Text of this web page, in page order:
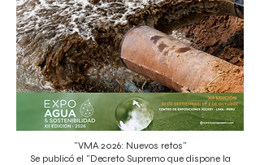
"VMA 2026: Nuevos retos"
Se publicó el "Decreto Supremo que dispone la